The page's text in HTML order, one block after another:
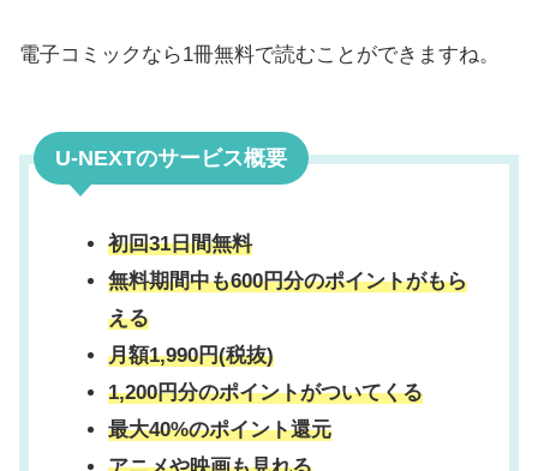
電子コミックなら1冊無料で読むことができますね。
U-NEXTのサービス概要
初回31日間無料
無料期間中も600円分のポイントがもら
える
月額1,990円(税抜)
1,200円分のポイントがついてくる
最大40%のポイント還元